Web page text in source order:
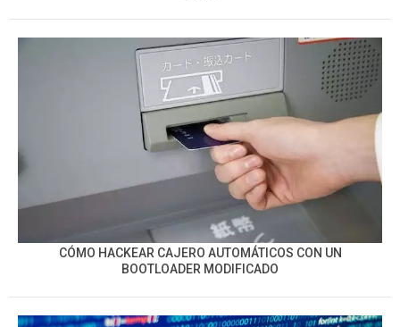
CÓMO HACKEAR CAJERO AUTOMÁTICOS CON UN
BOOTLOADER MODIFICADO